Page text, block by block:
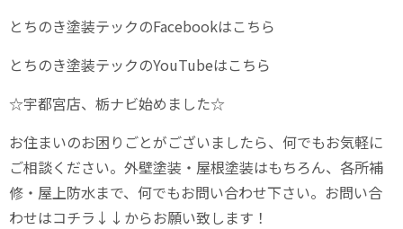
とちのき塗装テックのFacebookはこちら
とちのき塗装テックのYouTubeはこちら
☆宇都宮店、栃ナビ始めました☆
お住まいのお困りごとがございましたら、何でもお気軽に
ご相談ください。外壁塗装・屋根塗装はもちろん、各所補
修・屋上防水まで、何でもお問い合わせ下さい。お問い合
わせはコチラ↓↓からお願い致します！